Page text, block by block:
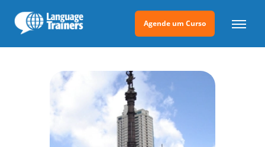
Agende um Curso